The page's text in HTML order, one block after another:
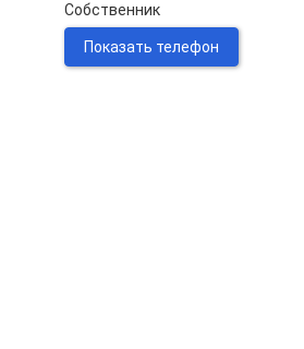
Собственник
Показать телефон